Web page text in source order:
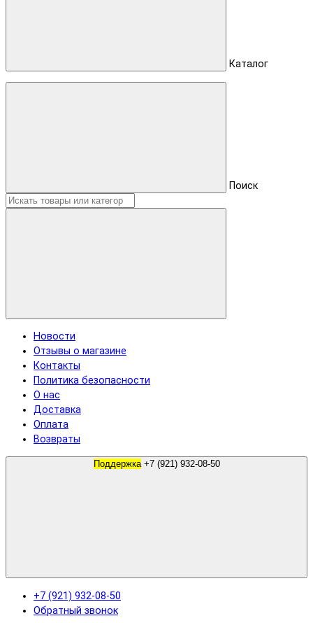
Каталог
Поиск
Новости
Отзывы о магазине
Контакты
Политика безопасности
О нас
Доставка
Оплата
Возвраты
Поддержка +7 (921) 932-08-50
+7 (921) 932-08-50
Обратный звонок